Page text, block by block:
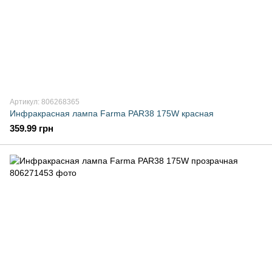
Артикул: 806268365
Инфракрасная лампа Farma PAR38 175W красная
359.99 грн